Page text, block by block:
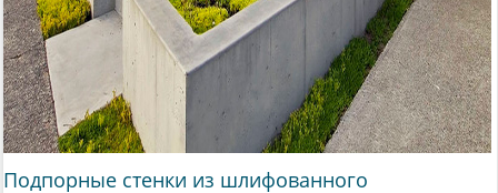
Подпорные стенки из шлифованного